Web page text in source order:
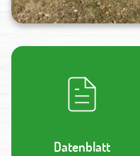
Datenblatt